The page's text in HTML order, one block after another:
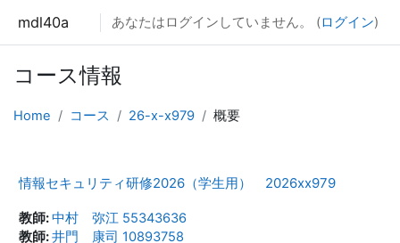
mdl40a あなたはログインしていません。 (ログイン)
コース情報
Home コース 26-x-x979 概要
情報セキュリティ研修2026（学生用） 2026xx979
教師:中村 弥江 55343636
教師:井門 康司 10893758